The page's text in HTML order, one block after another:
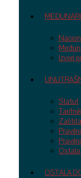
Izvori
Statut
Tarifnik
OSTALA